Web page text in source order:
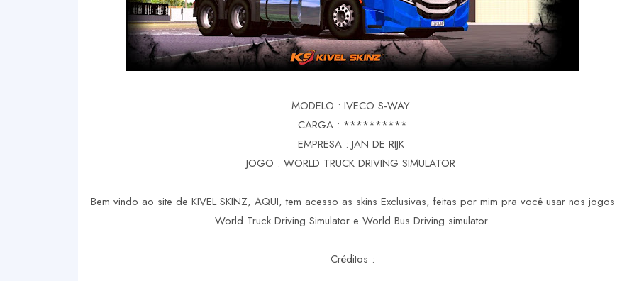
MODELO : IVECO S-WAY
CARGA : **********
EMPRESA : JAN DE RIJK
JOGO : WORLD TRUCK DRIVING SIMULATOR
Bem vindo ao site de KIVEL SKINZ, AQUI, tem acesso as skins Exclusivas, feitas por mim pra você usar nos jogos
World Truck Driving Simulator e World Bus Driving simulator.
Créditos :